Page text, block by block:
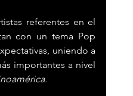
referentes en el
con un tema Pop
uniendo a
importantes a nivel